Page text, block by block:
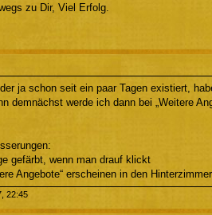
zu Dir, Viel Erfolg.
ja schon seit ein paar Tagen existiert,
demnächst werde ich dann bei „Weitere
gefärbt, wenn man drauf klickt
Angebote“ erscheinen in den
22:45